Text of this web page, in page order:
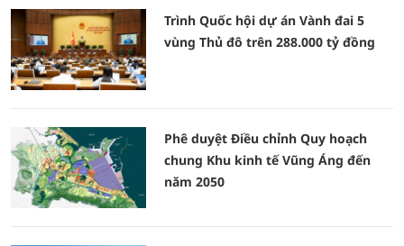
Trình Quốc hội dự án Vành đai 5
vùng Thủ đô trên 288.000 tỷ đồng
Phê duyệt Điều chỉnh Quy hoạch
chung Khu kinh tế Vũng Áng đến
năm 2050